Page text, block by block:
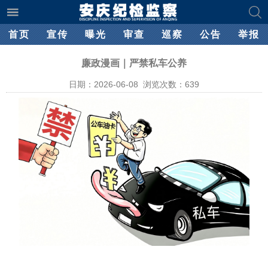
首页 宣传 曝光 审查 巡察 公告 举报
廉政漫画｜严禁私车公养
日期：2026-06-08 浏览次数： 639